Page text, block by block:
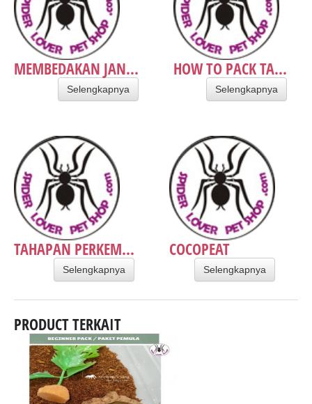
MEMBEDAKAN JAN...
Selengkapnya
HOW TO PACK TA...
Selengkapnya
TAHAPAN PERKEM...
Selengkapnya
COCOPEAT
Selengkapnya
PRODUCT TERKAIT